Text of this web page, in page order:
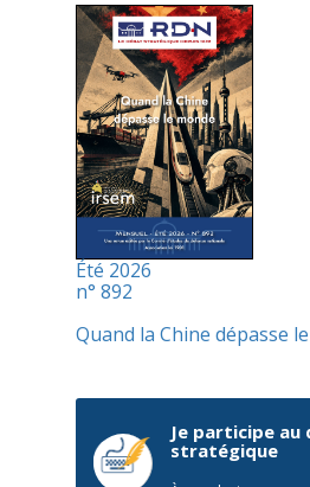
Été 2026
n° 892
Quand la Chine dépasse
Je participe au
stratégique